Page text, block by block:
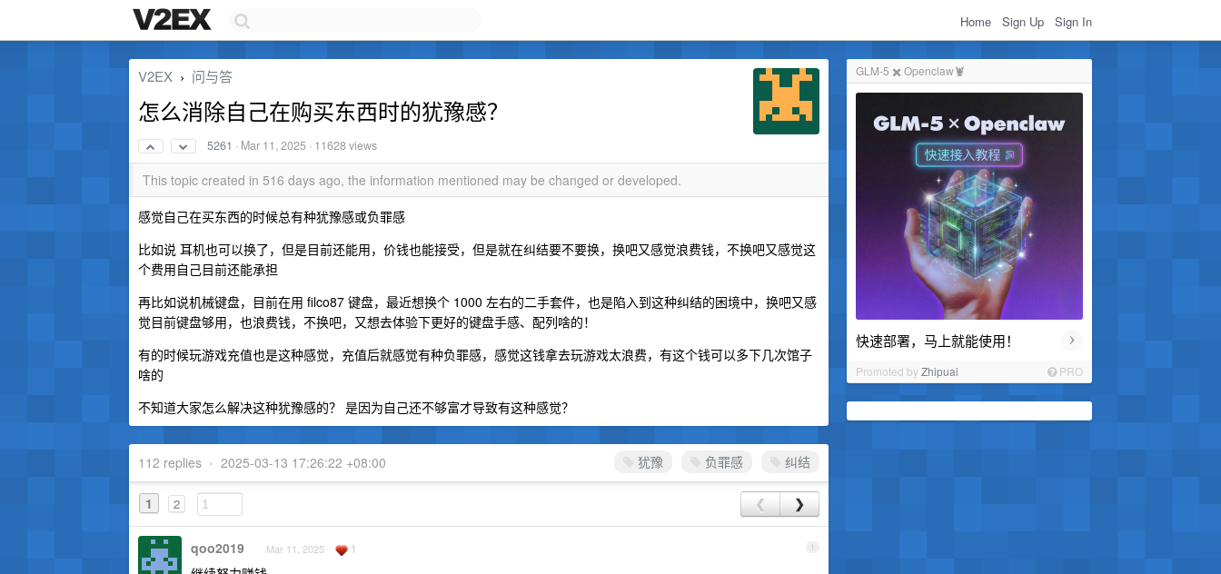
Home Sign Up Sign In
GLM-5 ✖️ Openclaw🦞
快速部署，马上就能使用！ ›
Promoted byZhipuai PRO
V2EX › 问与答
怎么消除自己在购买东西时的犹豫感？
5261 · Mar 11, 2025 · 11628 views
This topic created in 516 days ago, the information mentioned may be changed or developed.
感觉自己在买东西的时候总有种犹豫感或负罪感
比如说 耳机也可以换了，但是目前还能用，价钱也能接受，但是就在纠结要不要换，换吧又感觉浪费钱，不换吧又感觉这
个费用自己目前还能承担
再比如说机械键盘，目前在用 filco87 键盘，最近想换个 1000 左右的二手套件，也是陷入到这种纠结的困境中，换吧又感
觉目前键盘够用，也浪费钱，不换吧，又想去体验下更好的键盘手感、配列啥的！
有的时候玩游戏充值也是这种感觉，充值后就感觉有种负罪感，感觉这钱拿去玩游戏太浪费，有这个钱可以多下几次馆子
啥的
不知道大家怎么解决这种犹豫感的？ 是因为自己还不够富才导致有这种感觉？
犹豫 负罪感 纠结
112 replies • 2025-03-13 17:26:22 +08:00
1 2 ❮ ❯
1
qoo2019 Mar 11, 2025 1